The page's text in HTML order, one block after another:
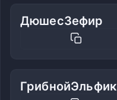
ДюшесЗефир
ГрибнойЭльфик